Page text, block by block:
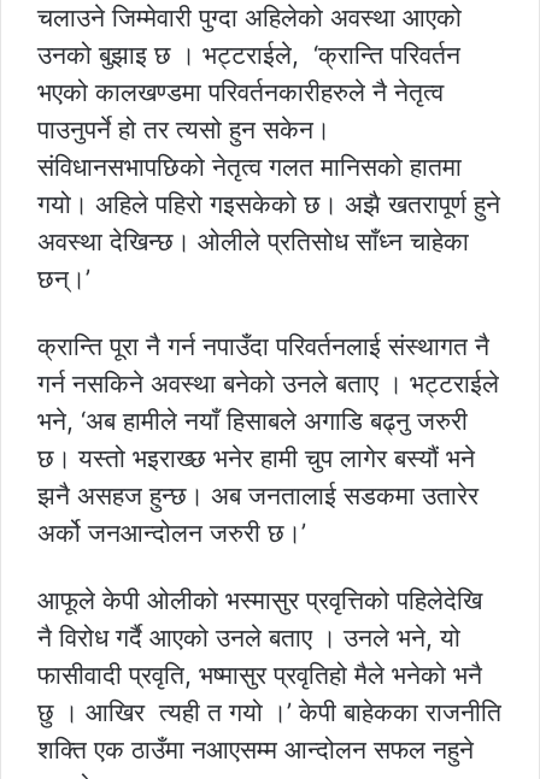
चलाउने जिम्मेवारी पुग्दा अहिलेको अवस्था आएको
उनको बुझाइ छ । भट्टराईले, ‘क्रान्ति परिवर्तन
भएको कालखण्डमा परिवर्तनकारीहरुले नै नेतृत्व
पाउनुपर्ने हो तर त्यसो हुन सकेन।
संविधानसभापछिको नेतृत्व गलत मानिसको हातमा
गयो। अहिले पहिरो गइसकेको छ। अझै खतरापूर्ण हुने
अवस्था देखिन्छ। ओलीले प्रतिसोध साँध्न चाहेका
छन्।’
क्रान्ति पूरा नै गर्न नपाउँदा परिवर्तनलाई संस्थागत नै
गर्न नसकिने अवस्था बनेको उनले बताए । भट्टराईले
भने, ‘अब हामीले नयाँ हिसाबले अगाडि बढ्नु जरुरी
छ। यस्तो भइराख्छ भनेर हामी चुप लागेर बस्यौं भने
झनै असहज हुन्छ। अब जनतालाई सडकमा उतारेर
अर्को जनआन्दोलन जरुरी छ।’
आफूले केपी ओलीको भस्मासुर प्रवृत्तिको पहिलेदेखि
नै विरोध गर्दै आएको उनले बताए । उनले भने, यो
फासीवादी प्रवृति, भष्मासुर प्रवृतिहो मैले भनेको भनै
छु । आखिर त्यही त गयो ।’ केपी बाहेकका राजनीति
शक्ति एक ठाउँमा नआएसम्म आन्दोलन सफल नहुने